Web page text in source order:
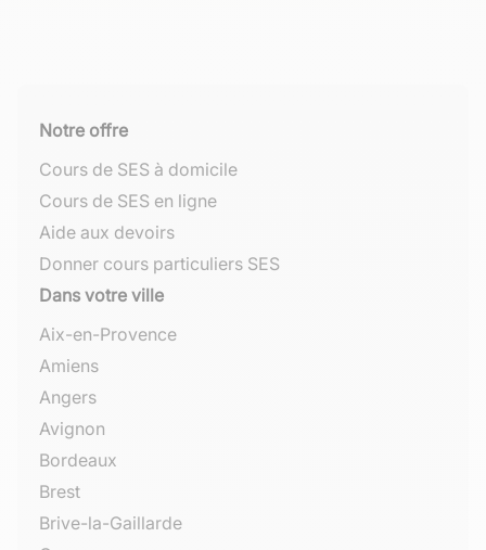
Total coût du
Employeur
Facteur
Coût du travail
37
Qualité des
compétences
locales
46
Fiscalité
23
Notre offre
Cours de SES à domicile
Cours de SES en ligne
Aide aux devoirs
Donner cours particuliers SES
Dans votre ville
Aix-en-Provence
Amiens
Angers
Avignon
Bordeaux
Brest
Brive-la-Gaillarde